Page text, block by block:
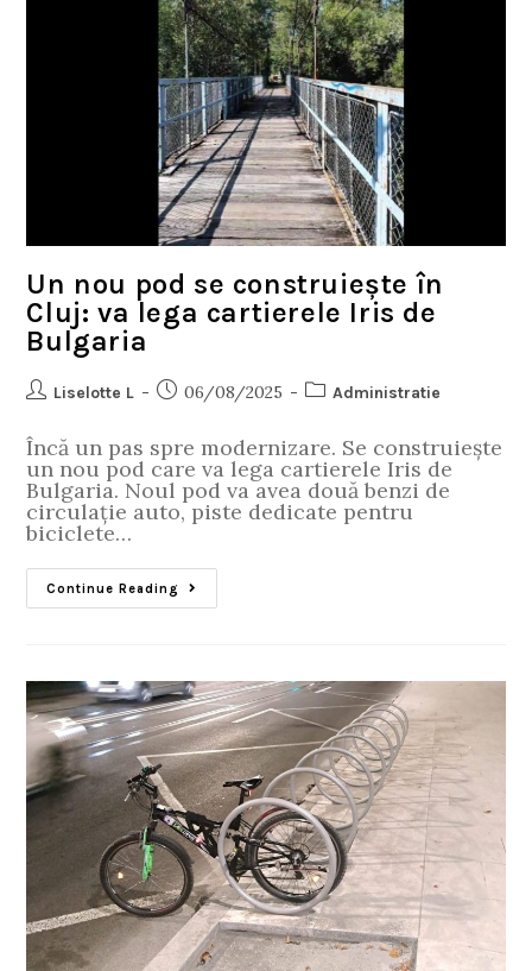
Un nou pod se construiește în
Cluj: va lega cartierele Iris de
Bulgaria
Liselotte L 06/08/2025 Administratie
Încă un pas spre modernizare. Se construiește
un nou pod care va lega cartierele Iris de
Bulgaria. Noul pod va avea două benzi de
circulație auto, piste dedicate pentru
biciclete…
Continue Reading